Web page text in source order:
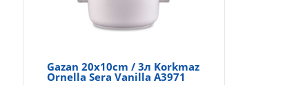
Gazan 20x10cm / 3л Korkmaz
Ornella Sera Vanilla A3971